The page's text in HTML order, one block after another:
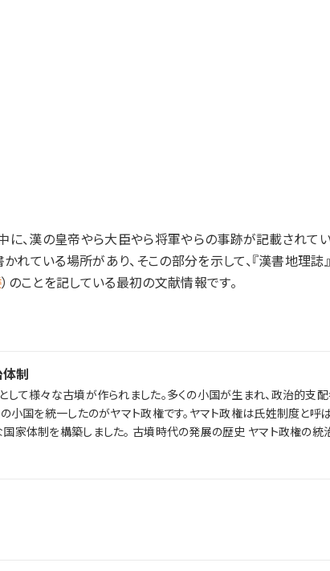
に、漢の皇帝やら大臣やら将軍やらの事跡が記載されてい
ている場所があり、そこの部分を示して、『漢書地理誌
）のことを記している最初の文献情報です。
制
て様々な古墳が作られました。多くの小国が生まれ、政治的支
時代の発展の歴史 ヤマト政権の統治体制 古